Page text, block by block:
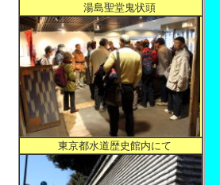
湯島聖堂鬼状頭
東京都水道歴史館内にて